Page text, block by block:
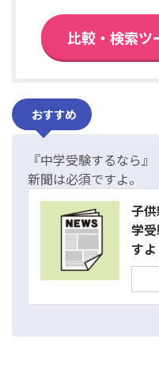
比較・検索ツ
おすすめ
『中学受験するなら
新聞は必須ですよ。
子
学
すよ